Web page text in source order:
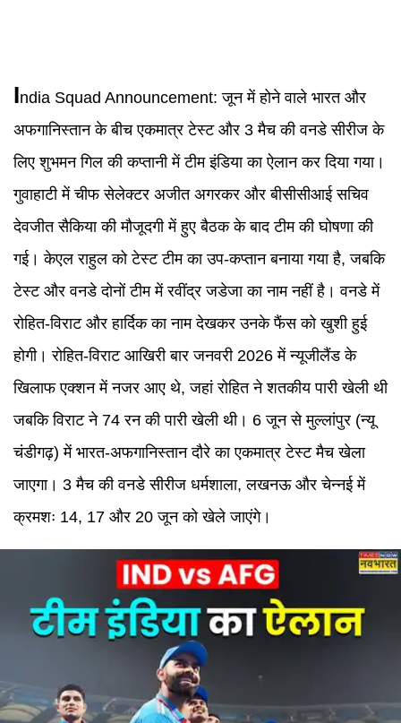
India Squad Announcement: जून में होने वाले भारत और
अफगानिस्तान के बीच एकमात्र टेस्ट और 3 मैच की वनडे सीरीज के
लिए शुभमन गिल की कप्तानी में टीम इंडिया का ऐलान कर दिया गया।
गुवाहाटी में चीफ सेलेक्टर अजीत अगरकर और बीसीसीआई सचिव
देवजीत सैकिया की मौजूदगी में हुए बैठक के बाद टीम की घोषणा की
गई। केएल राहुल को टेस्ट टीम का उप-कप्तान बनाया गया है, जबकि
टेस्ट और वनडे दोनों टीम में रवींद्र जडेजा का नाम नहीं है। वनडे में
रोहित-विराट और हार्दिक का नाम देखकर उनके फैंस को खुशी हुई
होगी। रोहित-विराट आखिरी बार जनवरी 2026 में न्यूजीलैंड के
खिलाफ एक्शन में नजर आए थे, जहां रोहित ने शतकीय पारी खेली थी
जबकि विराट ने 74 रन की पारी खेली थी। 6 जून से मुल्लांपुर (न्यू
चंडीगढ़) में भारत-अफगानिस्तान दौरे का एकमात्र टेस्ट मैच खेला
जाएगा। 3 मैच की वनडे सीरीज धर्मशाला, लखनऊ और चेन्नई में
क्रमशः 14, 17 और 20 जून को खेले जाएंगे।